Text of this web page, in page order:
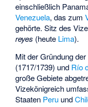
einschließlich
Venezuela, das zum
gehörte. Sitz des
reyes (heute Lima).
Mit der Gründung
(1717/1739) und Río
große Gebiete
Vizekönigreich
Staaten Peru und